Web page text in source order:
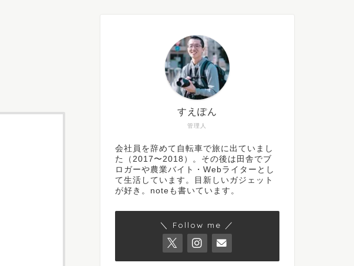
管理人
すえぽん
会社員を辞めて自転車で旅に出ていまし
た（2017〜2018）。その後は田舎でブ
ロガーや農業バイト・Webライターとし
て生活しています。目新しいガジェット
が好き。noteも書いています。
＼ Follow me ／